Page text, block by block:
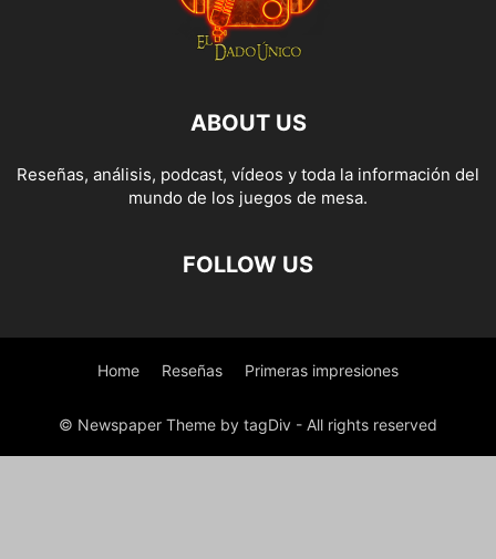
ABOUT US
Reseñas, análisis, podcast, vídeos y toda la información del
mundo de los juegos de mesa.
FOLLOW US
Home Reseñas Primeras impresiones
© Newspaper Theme by tagDiv - All rights reserved